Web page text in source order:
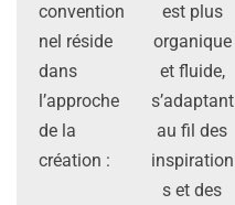
convention
nel réside
dans
l’approche
de la
création :
est plus
organique
et fluide,
s’adaptant
au fil des
inspiration
s et des